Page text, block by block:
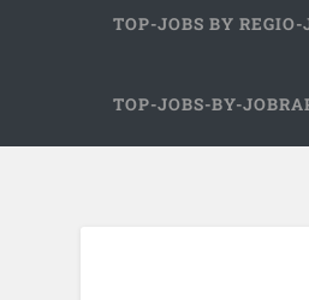
TOP-JOBS BY
TOP-JOBS-BY-